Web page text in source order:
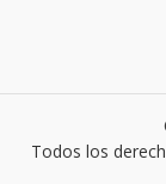
Todos los